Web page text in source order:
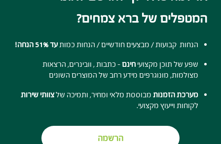
המטפלים של ברא צמחים?
הנחות קבועות / מבצעים חודשיים / הנחות כמותעד 51% הנחה!
שפע של תוכן מקצועיחינם- כתבות , וובינרים, הרצאות
מצולמות, מונוגרפים מידע רחב של המוצרים השונים
מערכת הזמנות מבוססת מלאי ומחיר, ותמיכה שלצוותי שירות
לקוחות וייעוץ מקצועי.
הרשמה